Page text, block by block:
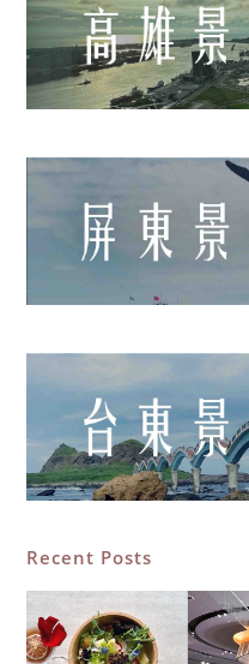
Recent Posts